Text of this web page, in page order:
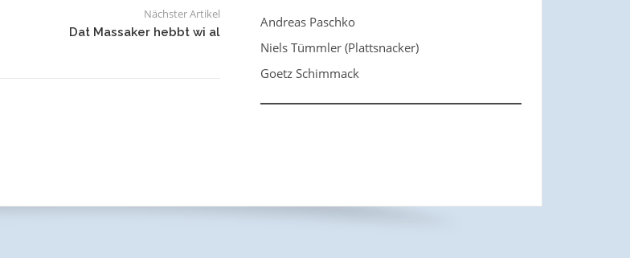
Nächster Artikel
Dat Massaker hebbt wi al
Andreas Paschko
Niels Tümmler (Plattsnacker)
Goetz Schimmack